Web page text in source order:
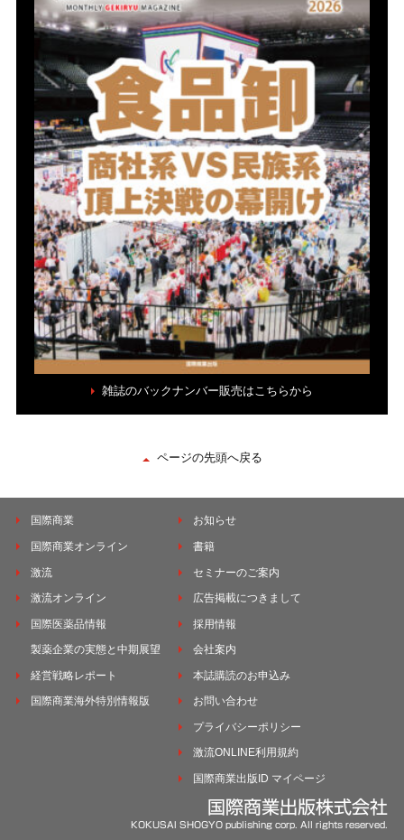
雑誌のバックナンバー販売はこちらから
ページの先頭へ戻る
国際商業
国際商業オンライン
激流
激流オンライン
国際医薬品情報
製薬企業の実態と中期展望
経営戦略レポート
国際商業海外特別情報版
お知らせ
書籍
セミナーのご案内
広告掲載につきまして
採用情報
会社案内
本誌購読のお申込み
お問い合わせ
プライバシーポリシー
激流ONLINE利用規約
国際商業出版ID マイページ